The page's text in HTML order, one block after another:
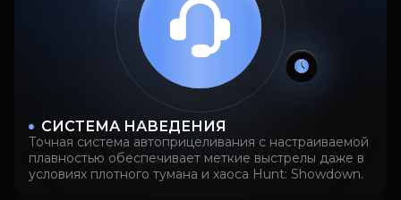
СИСТЕМА НАВЕДЕНИЯ
Точная система автоприцеливания с настраиваемой
плавностью обеспечивает меткие выстрелы даже в
условиях плотного тумана и хаоса Hunt: Showdown.